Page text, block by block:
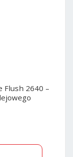
Flush 2640 –